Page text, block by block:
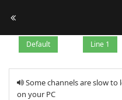
Default Line 1
Some channels are slow to
on your PC